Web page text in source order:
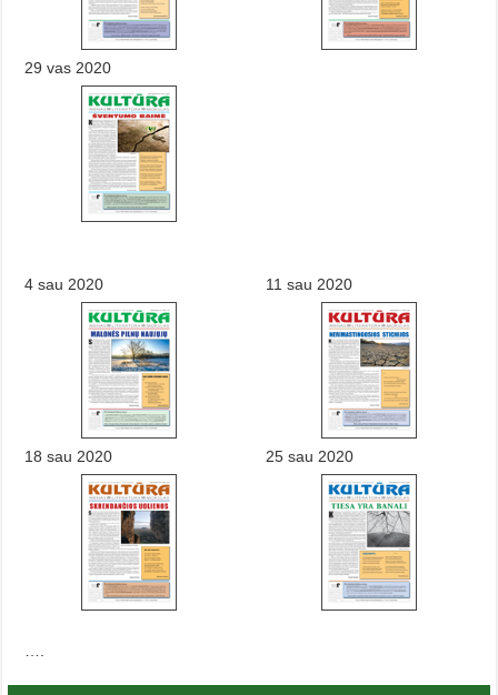
29 vas 2020
4 sau 2020 11 sau 2020
18 sau 2020 25 sau 2020